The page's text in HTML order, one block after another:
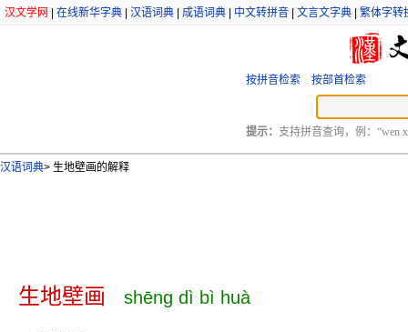
汉文学网 在线新华字典 汉语词典 成语词典 中文转拼音 文言文字典 繁体字转
按拼音检索 按部首检索
提示： 支持拼音查询，例：“wen
汉语词典> 生地壁画的解释
生地壁画 shēng dì bì huà